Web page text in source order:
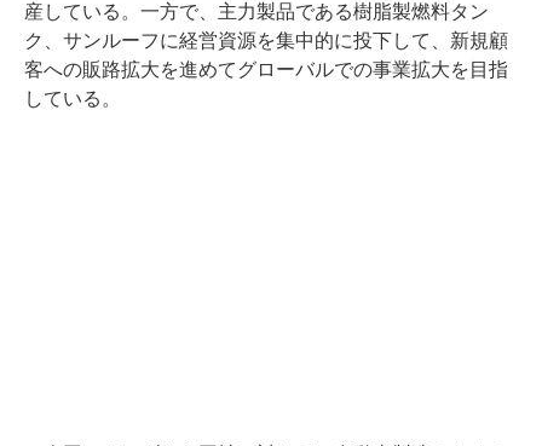
産している。一方で、主力製品である樹脂製燃料タン
ク、サンルーフに経営資源を集中的に投下して、新規顧
客への販路拡大を進めてグローバルでの事業拡大を目指
している。